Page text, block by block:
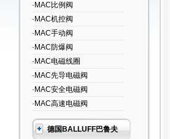
·MAC比例阀
·MAC机控阀
·MAC手动阀
·MAC防爆阀
·MAC电磁线圈
·MAC先导电磁阀
·MAC安全电磁阀
·MAC高速电磁阀
德国BALLUFF巴鲁夫